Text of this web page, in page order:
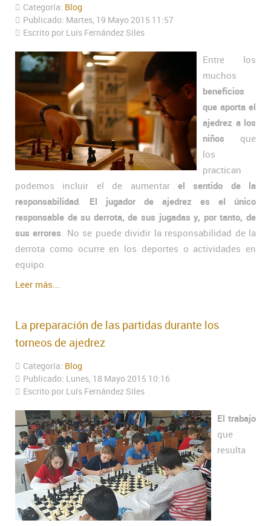
Categoría: Blog
Publicado: Martes, 19 Mayo 2015 11:57
Escrito por Luís Fernández Siles
Entre los
muchos
beneficios
que aporta el
ajedrez a los
niños que
los
practican
podemos incluir el de aumentar el sentido de la
responsabilidad
El jugador de ajedrez es el único
responsable de su derrota, de sus jugadas y, por tanto, de
sus errores . No se puede dividir la responsabilidad de la
derrota como ocurre en los deportes o actividades en
equipo.
Leer más...
La preparación de las partidas durante los
torneos de ajedrez
Categoría: Blog
Publicado: Lunes, 18 Mayo 2015 10:16
Escrito por Luís Fernández Siles
El trabajo
que
resulta